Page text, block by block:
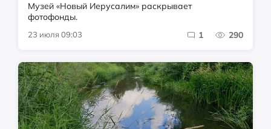
Музей «Новый Иерусалим» раскрывает
фотофонды.
23 июля 09:03 1 290